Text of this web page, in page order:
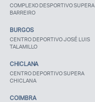
COMPLEXO DESPORTIVO SUPERA
BARREIRO
BURGOS
CENTRO DEPORTIVO JOSÉ LUIS
TALAMILLO
CHICLANA
CENTRO DEPORTIVO SUPERA
CHICLANA
COIMBRA